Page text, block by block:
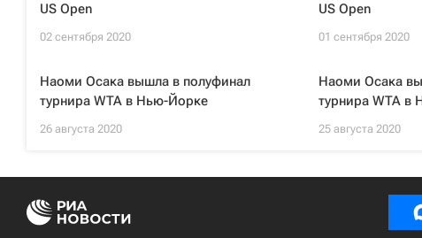
US Open
02 сентября 2020
US Open
01 сентября 2020
Наоми Осака вышла в полуфинал
турнира WTA в Нью-Йорке
26 августа 2020
Наоми Осака
турнира WTA в
25 августа 2020